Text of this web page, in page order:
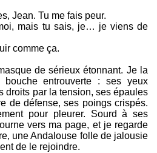
Jean. Tu me fais peur.
mais tu sais, je… je viens de
comme ça.
de sérieux étonnant. Je la
bouche entrouverte : ses yeux
droits par la tension, ses épaules
de défense, ses poings crispés.
pour pleurer. Sourd à ses
vers ma page, et je regarde
une Andalouse folle de jalousie
de le rejoindre.